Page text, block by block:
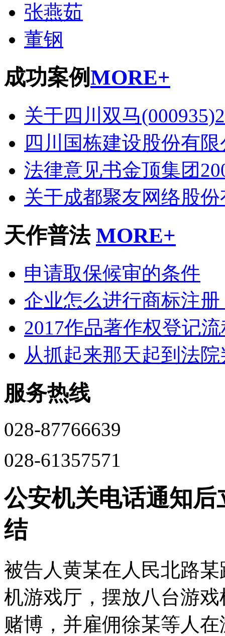
张燕茹
董钢
成功案例MORE+
关于四川双马
四川国栋建设股份有限
法律意见书金顶集团
关于成都聚友网络股份
天作普法 MORE+
申请取保候审的条件
企业怎么进行商标注册
2017作品著作权登记
从抓起来那天起到法院
服务热线
028-87766639
028-61357571
公安机关电话通知
结
被告人黄某在人民北路
机游戏厅，摆放八台游
赌博，并雇佣徐某等人